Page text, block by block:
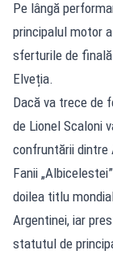
Pe lângă
principalul motor
sferturile de
Elveția.
Dacă va trece de
de Lionel Scaloni
confruntării dintre
Fanii
doilea titlu
Argentinei, iar
statutul de